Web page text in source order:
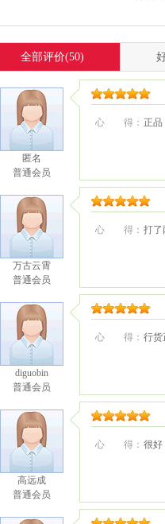
全部评价(50)
匿名
普通会员
心 得： 正品
万古云霄
普通会员
心 得： 打了
diguobin
普通会员
心 得： 行货
高远成
普通会员
心 得： 很好